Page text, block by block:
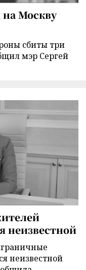
Москву
сбиты три
мэр Сергей
неизвестной
неизвестной